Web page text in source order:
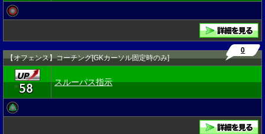
【オフェンス】コーチング[GKカーソル固定時のみ]
0
★58 スルーパス指示